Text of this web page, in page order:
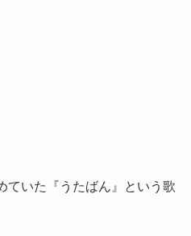
ていた『うたばん』という歌